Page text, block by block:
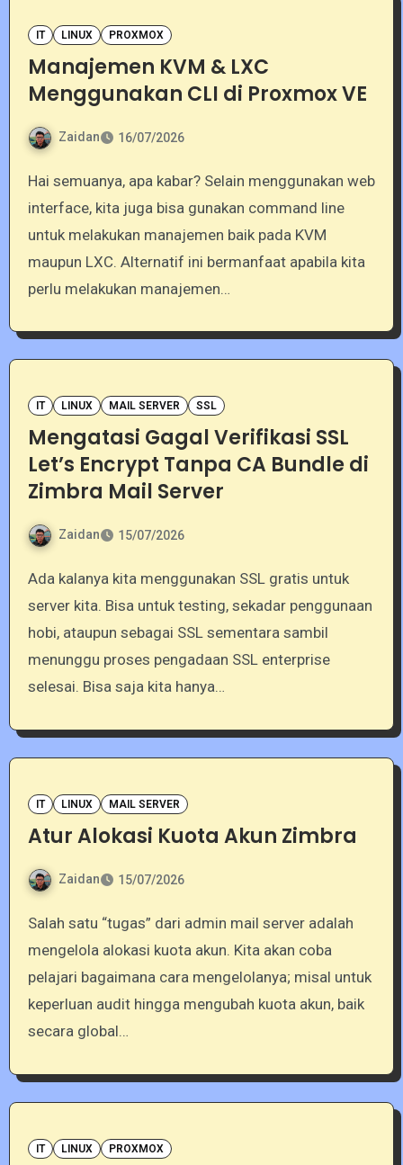
IT LINUX PROXMOX
Manajemen KVM & LXC
Menggunakan CLI di Proxmox VE
Zaidan 16/07/2026
Hai semuanya, apa kabar? Selain menggunakan web
interface, kita juga bisa gunakan command line
untuk melakukan manajemen baik pada KVM
maupun LXC. Alternatif ini bermanfaat apabila kita
perlu melakukan manajemen…
IT LINUX MAIL SERVER SSL
Mengatasi Gagal Verifikasi SSL
Let’s Encrypt Tanpa CA Bundle di
Zimbra Mail Server
Zaidan 15/07/2026
Ada kalanya kita menggunakan SSL gratis untuk
server kita. Bisa untuk testing, sekadar penggunaan
hobi, ataupun sebagai SSL sementara sambil
menunggu proses pengadaan SSL enterprise
selesai. Bisa saja kita hanya…
IT LINUX MAIL SERVER
Atur Alokasi Kuota Akun Zimbra
Zaidan 15/07/2026
Salah satu “tugas” dari admin mail server adalah
mengelola alokasi kuota akun. Kita akan coba
pelajari bagaimana cara mengelolanya; misal untuk
keperluan audit hingga mengubah kuota akun, baik
secara global…
IT LINUX PROXMOX